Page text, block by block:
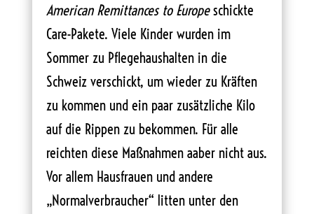
American Remittances to Europeschickte
Care-Pakete. Viele Kinder wurden im
Sommer zu Pflegehaushalten in die
Schweiz verschickt, um wieder zu Kräften
zu kommen und ein paar zusätzliche Kilo
auf die Rippen zu bekommen. Für alle
reichten diese Maßnahmen aaber nicht aus.
Vor allem Hausfrauen und andere
„Normalverbraucher“ litten unter den